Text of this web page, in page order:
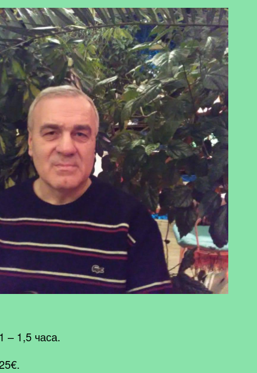
– 1,5 часа.